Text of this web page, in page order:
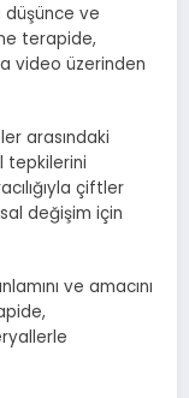
düşünce ve
terapide,
video üzerinden
arasındaki
tepkilerini
çiftler
değişim için
ve amacını